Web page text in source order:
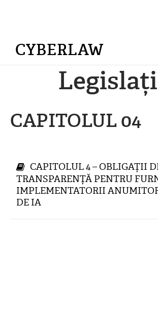
CYBERLAW
CAPITOLUL 04
CAPITOLUL 4 – OBLIGAȚII
TRANSPARENȚĂ PENTRU
IMPLEMENTATORII
DE IA